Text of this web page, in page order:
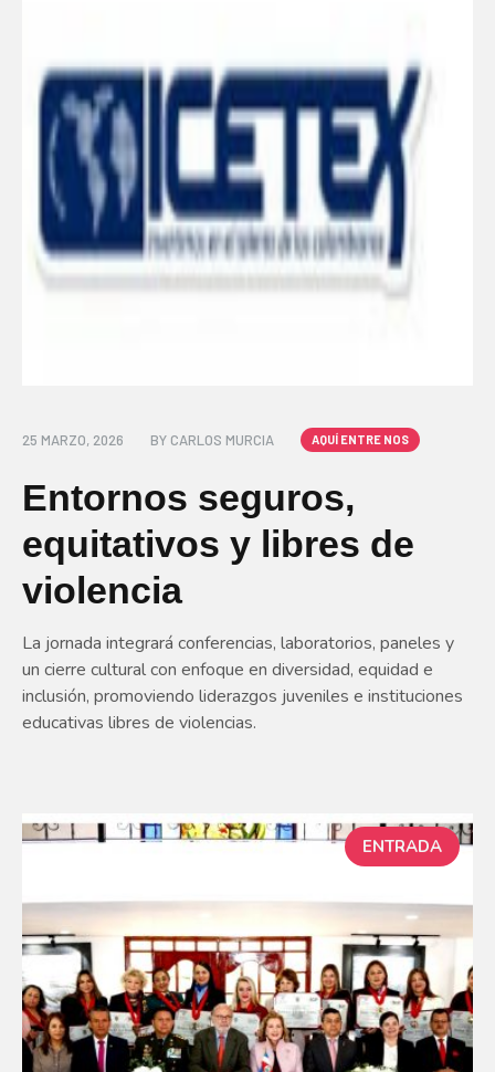
25 MARZO, 2026 BY CARLOS MURCIA AQUÍ ENTRE NOS
Entornos seguros,
equitativos y libres de
violencia
La jornada integrará conferencias, laboratorios, paneles y
un cierre cultural con enfoque en diversidad, equidad e
inclusión, promoviendo liderazgos juveniles e instituciones
educativas libres de violencias.
ENTRADA